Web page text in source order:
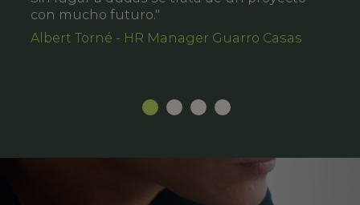
con mucho futuro."
Albert Torné - HR Manager Guarro Casas